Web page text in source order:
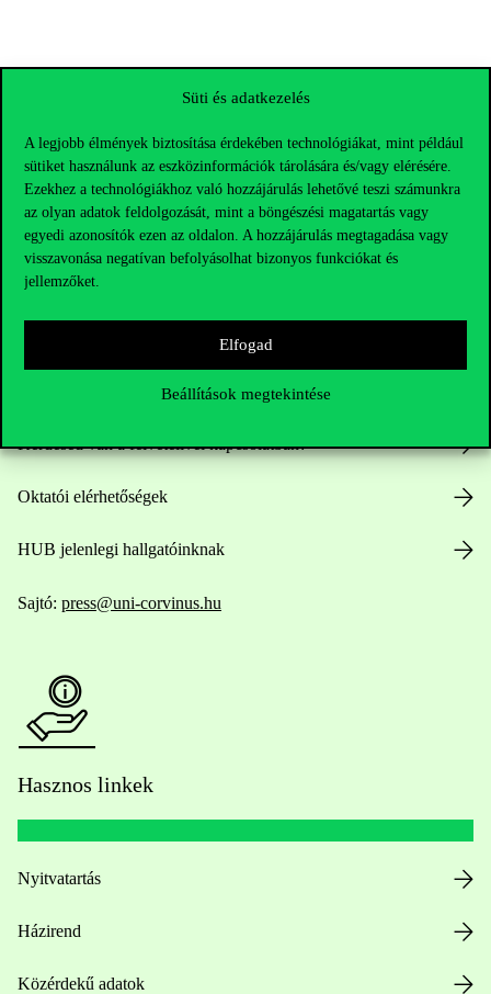
Süti és adatkezelés
A legjobb élmények biztosítása érdekében technológiákat, mint például
sütiket használunk az eszközinformációk tárolására és/vagy elérésére.
Ezekhez a technológiákhoz való hozzájárulás lehetővé teszi számunkra
az olyan adatok feldolgozását, mint a böngészési magatartás vagy
egyedi azonosítók ezen az oldalon. A hozzájárulás megtagadása vagy
visszavonása negatívan befolyásolhat bizonyos funkciókat és
jellemzőket.
Elfogad
Beállítások megtekintése
Elérhetőségek
+36 1 482 5000
Kérdésed van a felvételivel kapcsolatban?
Oktatói elérhetőségek
HUB jelenlegi hallgatóinknak
Sajtó: press@uni-corvinus.hu
Hasznos linkek
Nyitvatartás
Házirend
Közérdekű adatok